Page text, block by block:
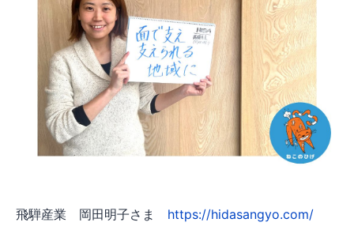
飛騨産業 岡田明子さま https://hidasangyo.com/